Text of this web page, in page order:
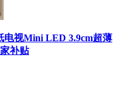
电视Mini LED 3.9cm超薄
补贴